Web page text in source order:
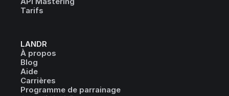
Tarifs
LANDR
À propos
Blog
Aide
Carrières
Programme de parrainage